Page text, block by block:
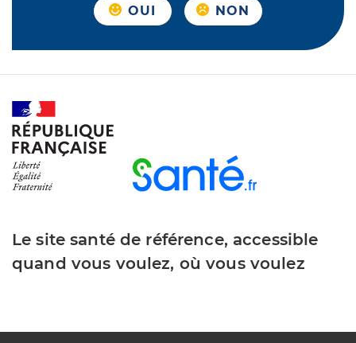
OUI NON
Le site santé de référence, accessible
quand vous voulez, où vous voulez